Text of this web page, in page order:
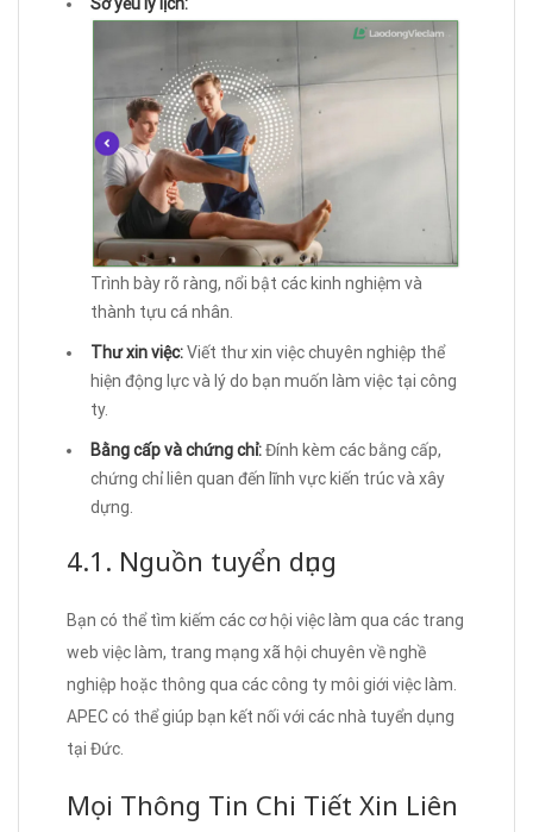
Trình bày rõ ràng, nổi bật các kinh nghiệm và
thành tựu cá nhân.
Thư xin việc:Viết thư xin việc chuyên nghiệp thể
hiện động lực và lý do bạn muốn làm việc tại công
ty.
Bằng cấp và chứng chỉ:Đính kèm các bằng cấp,
chứng chỉ liên quan đến lĩnh vực kiến trúc và xây
dựng.
4.1. Nguồn tuyển dụng
Bạn có thể tìm kiếm các cơ hội việc làm qua các trang
web việc làm, trang mạng xã hội chuyên về nghề
nghiệp hoặc thông qua các công ty môi giới việc làm.
APEC có thể giúp bạn kết nối với các nhà tuyển dụng
tại Đức.
Mọi Thông Tin Chi Tiết Xin Liên